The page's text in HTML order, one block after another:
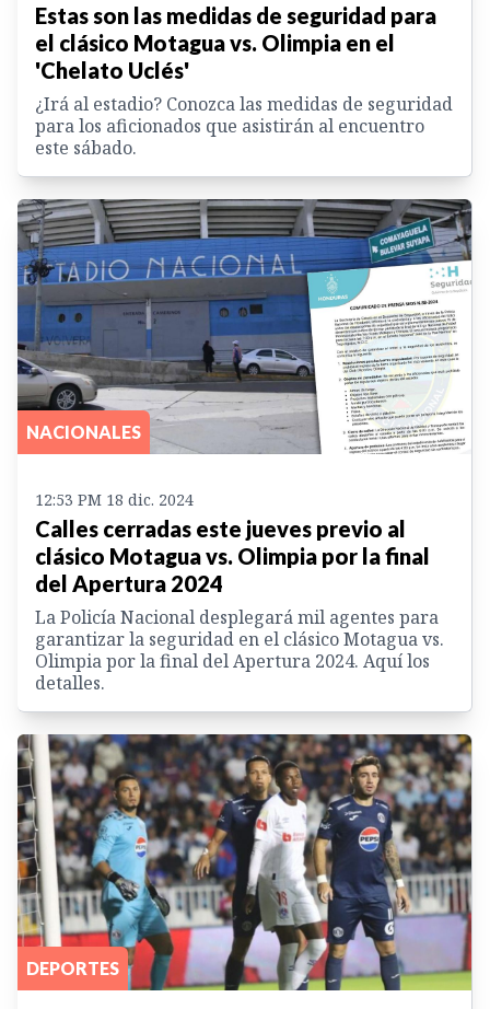
Estas son las medidas de seguridad para
el clásico Motagua vs. Olimpia en el
'Chelato Uclés'
¿Irá al estadio? Conozca las medidas de seguridad
para los aficionados que asistirán al encuentro
este sábado.
NACIONALES
12:53 PM 18 dic. 2024
Calles cerradas este jueves previo al
clásico Motagua vs. Olimpia por la final
del Apertura 2024
La Policía Nacional desplegará mil agentes para
garantizar la seguridad en el clásico Motagua vs.
Olimpia por la final del Apertura 2024. Aquí los
detalles.
DEPORTES